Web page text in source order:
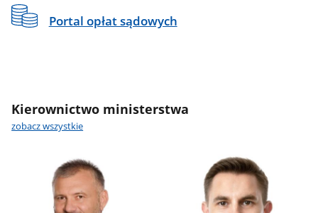
Portal opłat sądowych
Kierownictwo ministerstwa
zobacz wszystkie